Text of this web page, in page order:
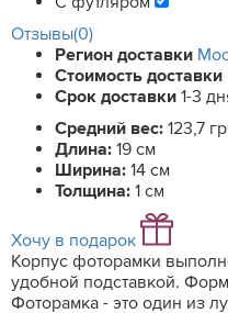
Отзывы(0)
Регион доставки
Стоимость доставки
Срок доставки 1-3
Средний вес: 123,7
Длина: 19 см
Ширина: 14 см
Толщина: 1 см
Хочу в подарок
Корпус фоторамки
удобной подставкой.
Фоторамка - это один из